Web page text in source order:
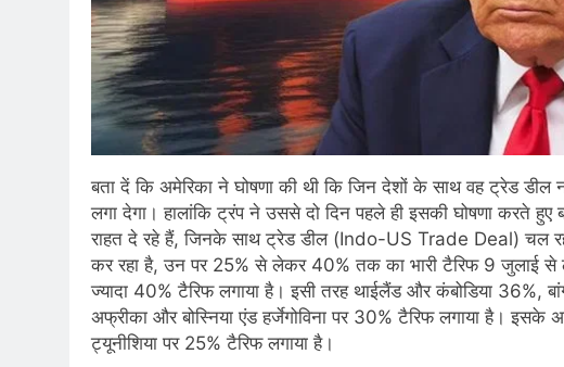
बता दें कि अमेरिका ने घोषणा की थी कि जिन देशों के साथ वह ट्रेड
लगा देगा। हालांकि ट्रंप ने उससे दो दिन पहले ही इसकी घोषणा करते
राहत दे रहे हैं, जिनके साथ ट्रेड डील (Indo-US Trade Deal) चल
कर रहा है, उन पर 25% से लेकर 40% तक का भारी टैरिफ 9 जुलाई से
ज्यादा 40% टैरिफ लगाया है। इसी तरह थाईलैंड और कंबोडिया 36%,
अफ्रीका और बोस्निया एंड हर्जेगोविना पर 30% टैरिफ लगाया है। इसके
ट्यूनीशिया पर 25% टैरिफ लगाया है।